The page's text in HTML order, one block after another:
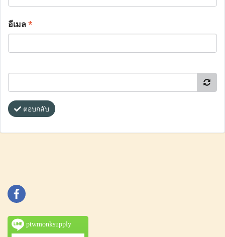
อีเมล*
ตอบกลับ
ptwmonksupply